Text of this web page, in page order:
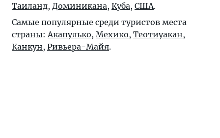
Таиланд, Доминикана, Куба, США.
Самые популярные среди туристов места
страны:Акапулько, Мехико, Теотиуакан,
Канкун, Ривьера-Майя.